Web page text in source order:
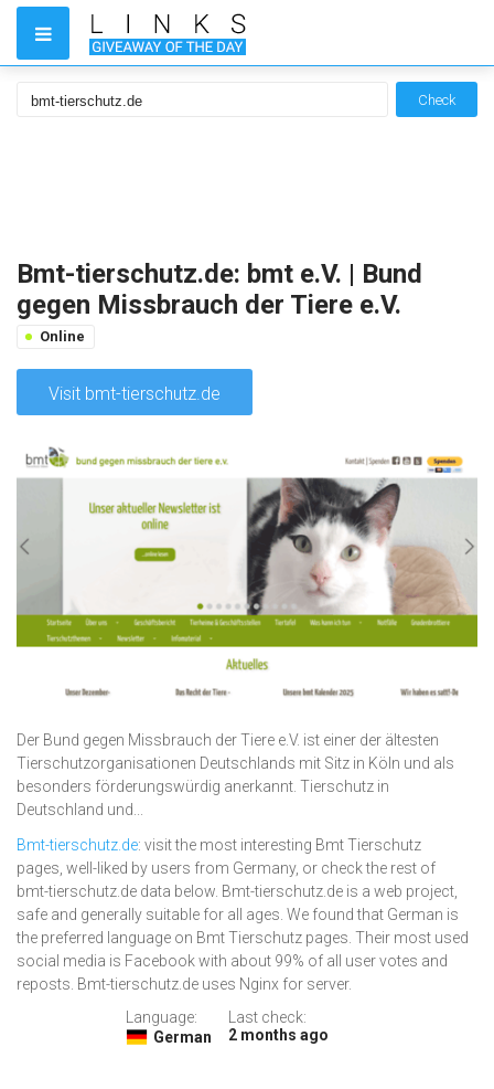
Check
Bmt-tierschutz.de: bmt e.V. | Bund
gegen Missbrauch der Tiere e.V.
Online
Visit bmt-tierschutz.de
Der Bund gegen Missbrauch der Tiere e.V. ist einer der ältesten
Tierschutzorganisationen Deutschlands mit Sitz in Köln und als
besonders förderungswürdig anerkannt. Tierschutz in
Deutschland und...
Bmt-tierschutz.de: visit the most interesting Bmt Tierschutz
pages, well-liked by users from Germany, or check the rest of
bmt-tierschutz.de data below. Bmt-tierschutz.de is a web project,
safe and generally suitable for all ages. We found that German is
the preferred language on Bmt Tierschutz pages. Their most used
social media is Facebook with about 99% of all user votes and
reposts. Bmt-tierschutz.de uses Nginx for server.
Language:
German
Last check:
2 months ago